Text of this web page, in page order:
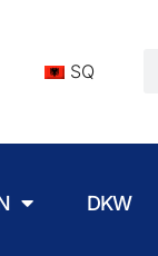
SQ
DKW